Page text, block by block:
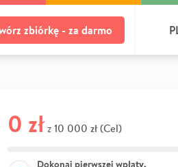
zbiórkę - za darmo
0 zł z 10 000 zł (Cel)
Dokonaj pierwszej wpłaty.